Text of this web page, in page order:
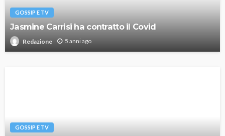
GOSSIP E TV
Jasmine Carrisi ha contratto il Covid
Redazione 5 anni ago
GOSSIP E TV